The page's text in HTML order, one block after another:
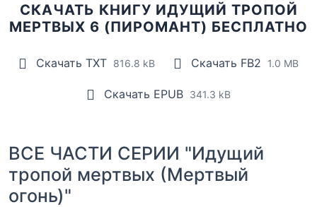
СКАЧАТЬ КНИГУ ИДУЩИЙ ТРОПОЙ
МЕРТВЫХ 6 (ПИРОМАНТ) БЕСПЛАТНО
Скачать TXT 816.8 kB Скачать FB2 1.0 MB
Скачать EPUB 341.3 kB
ВСЕ ЧАСТИ СЕРИИ "Идущий
тропой мертвых (Мертвый
огонь)"